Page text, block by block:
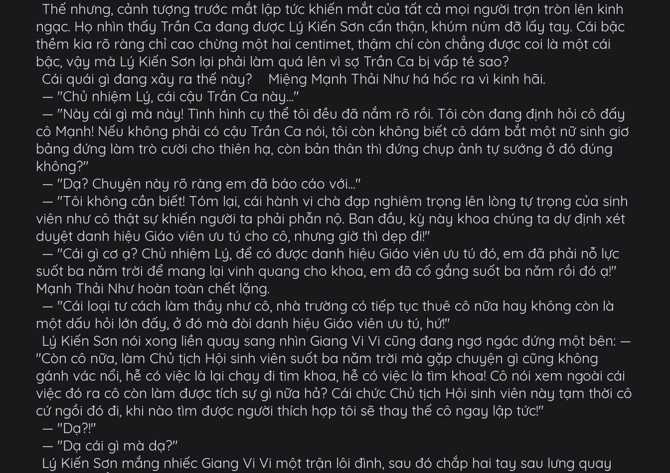
Thế nhưng, cảnh tượng trước mắt lập tức khiến mắt của tất cả mọi người trợn tròn lên kinh
ngạc. Họ nhìn thấy Trần Ca đang được Lý Kiến Sơn cẩn thận, khúm núm đỡ lấy tay. Cái bậc
thềm kia rõ ràng chỉ cao chừng một hai centimet, thậm chí còn chẳng được coi là một cái
bậc, vậy mà Lý Kiến Sơn lại phải làm quá lên vì sợ Trần Ca bị vấp té sao?
Cái quái gì đang xảy ra thế này?
Miệng Mạnh Thải Như há hốc ra vì kinh hãi.
— "Chủ nhiệm Lý, cái cậu Trần Ca này..."
— "Này cái gì mà này! Tình hình cụ thể tôi đều đã nắm rõ rồi. Tôi còn đang định hỏi cô đấy
cô Mạnh! Nếu không phải có cậu Trần Ca nói, tôi còn không biết cô dám bắt một nữ sinh giơ
bảng đứng làm trò cười cho thiên hạ, còn bản thân thì đứng chụp ảnh tự sướng ở đó đúng
không?"
— "Dạ? Chuyện này rõ ràng em đã báo cáo với..."
— "Tôi không cần biết! Tóm lại, cái hành vi chà đạp nghiêm trọng lên lòng tự trọng của sinh
viên như cô thật sự khiến người ta phải phẫn nộ. Ban đầu, kỳ này khoa chúng ta dự định xét
duyệt danh hiệu Giáo viên ưu tú cho cô, nhưng giờ thì dẹp đi!"
— "Cái gì cơ ạ? Chủ nhiệm Lý, để có được danh hiệu Giáo viên ưu tú đó, em đã phải nỗ lực
suốt ba năm trời để mang lại vinh quang cho khoa, em đã cố gắng suốt ba năm rồi đó ạ!"
Mạnh Thải Như hoàn toàn chết lặng.
— "Cái loại tư cách làm thầy như cô, nhà trường có tiếp tục thuê cô nữa hay không còn là
một dấu hỏi lớn đấy, ở đó mà đòi danh hiệu Giáo viên ưu tú, hứ!"
Lý Kiến Sơn nói xong liền quay sang nhìn Giang Vi Vi cũng đang ngơ ngác đứng một bên: —
"Còn cô nữa, làm Chủ tịch Hội sinh viên suốt ba năm trời mà gặp chuyện gì cũng không
gánh vác nổi, hễ có việc là lại chạy đi tìm khoa, hễ có việc là tìm khoa! Cô nói xem ngoài cái
việc đó ra cô còn làm được tích sự gì nữa hả? Cái chức Chủ tịch Hội sinh viên này tạm thời cô
cứ ngồi đó đi, khi nào tìm được người thích hợp tôi sẽ thay thế cô ngay lập tức!"
— "Dạ?!"
— "Dạ cái gì mà dạ?"
Lý Kiến Sơn mắng nhiếc Giang Vi Vi một trận lôi đình, sau đó chắp hai tay sau lưng quay